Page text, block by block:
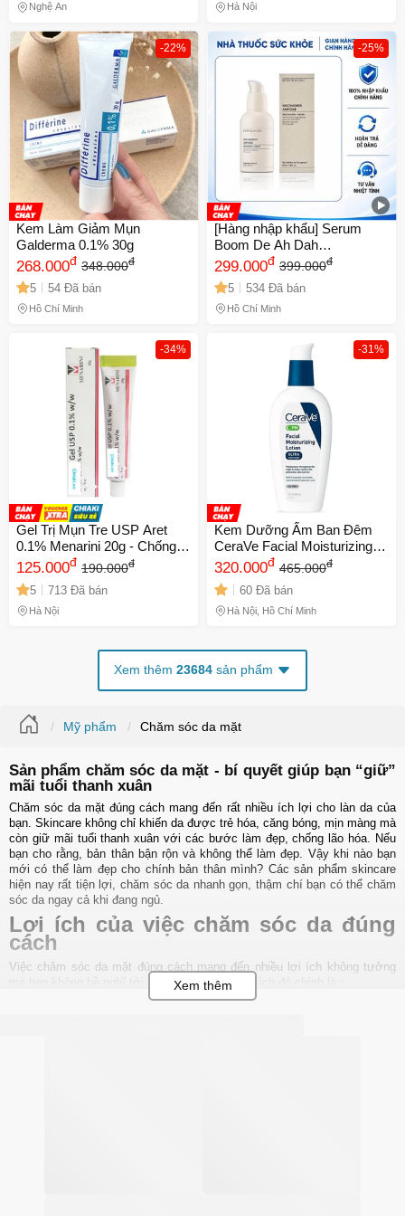
Nghệ An Hà Nội
-22%
Kem Làm Giảm Mụn
Galderma 0.1% 30g
268.000đ 348.000đ
5 54 Đã bán
Hồ Chí Minh
-25%
[Hàng nhập khẩu] Serum
Boom De Ah Dah
Niacinamide+ Arbutin 50ml -
Dưỡng trắng da, giảm mụn,
cấp ẩm, phù hợp mọi loại da
299.000đ 399.000đ
5 534 Đã bán
Hồ Chí Minh
-34%
Gel Trị Mụn Tre USP Aret
0.1% Menarini 20g - Chống
Lão Hóa, Giảm Thâm, Tái
Trứng Cá Thẩm Mỹ
125.000đ 190.000đ
5 713 Đã bán
Hà Nội
-31%
Kem Dưỡng Ẩm Ban Đêm
CeraVe Facial Moisturizing
Lotion PM 89ml Mỹ Date Xa
320.000đ 465.000đ
60 Đã bán
Hà Nội, Hồ Chí Minh
Xem thêm 23684 sản phẩm
Mỹ phẩm Chăm sóc da mặt
Sản phẩm chăm sóc da mặt - bí quyết giúp bạn “giữ”
mãi tuổi thanh xuân
Chăm sóc da mặt đúng cách mang đến rất nhiều ích lợi cho làn da của
bạn. Skincare không chỉ khiến da được trẻ hóa, căng bóng, mịn màng mà
còn giữ mãi tuổi thanh xuân với các bước làm đẹp, chống lão hóa. Nếu
bạn cho rằng, bản thân bận rộn và không thể làm đẹp. Vậy khi nào bạn
mới có thể làm đẹp cho chính bản thân mình? Các sản phẩm skincare
hiện nay rất tiện lợi, chăm sóc da nhanh gọn, thậm chí bạn có thể chăm
sóc da ngay cả khi đang ngủ.
Lợi ích của việc chăm sóc da đúng
cách
Việc chăm sóc da mặt đúng cách mang đến nhiều lợi ích không tưởng
mà bạn không hề nghĩ tới. Một trong những lợi ích đó chính là :